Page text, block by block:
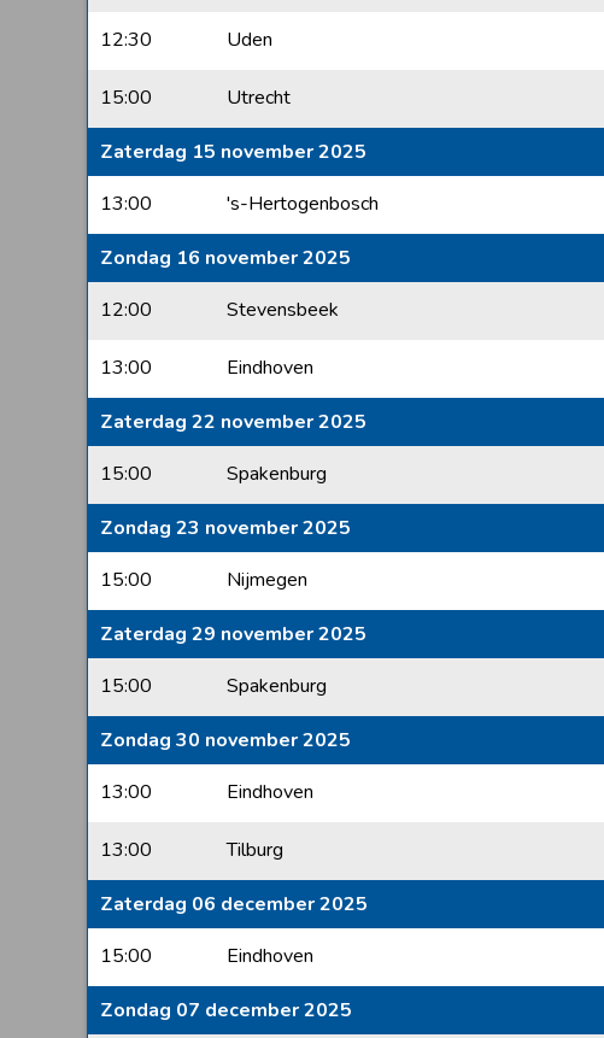
12:30 Uden
15:00 Utrecht
Zaterdag 15 november 2025
13:00
's-Hertogenbosch
Zondag 16 november 2025
12:00
Stevensbeek
13:00 Eindhoven
Zaterdag 22 november 2025
15:00
Spakenburg
Zondag 23 november 2025
15:00
Nijmegen
Zaterdag 29 november 2025
15:00
Spakenburg
Zondag 30 november 2025
13:00
Eindhoven
13:00 Tilburg
Zaterdag 06 december 2025
15:00
Eindhoven
Zondag 07 december 2025